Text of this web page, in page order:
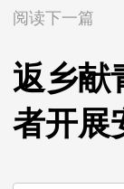
阅读下一篇
返乡献
者开展